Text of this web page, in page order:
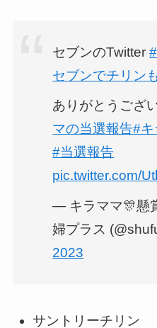
セブンのTwitter
セブンでチリン
ありがとうござ
マの当選報告#キ
#当選報告
pic.twitter.com/
— キラママ🎊懸
婦プラス
2023
サントリーチリン